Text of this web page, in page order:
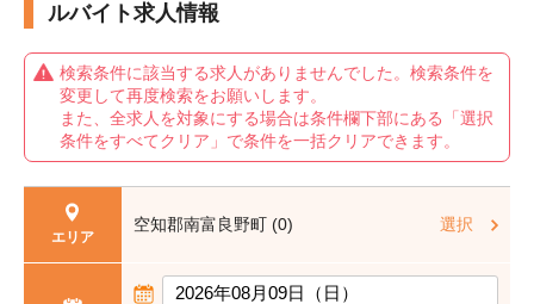
ルバイト求人情報
検索条件に該当する求人がありませんでした。検索条件を
変更して再度検索をお願いします。
また、全求人を対象にする場合は条件欄下部にある「選択
条件をすべてクリア」で条件を一括クリアできます。
エリア
空知郡南富良野町 (0) 選択